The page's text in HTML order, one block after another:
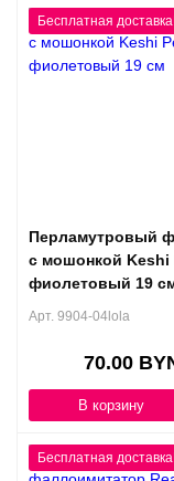
Перламутровый
с мошонкой Keshi
фиолетовый 19
Арт. 9904-04lola
70.00
В корзину